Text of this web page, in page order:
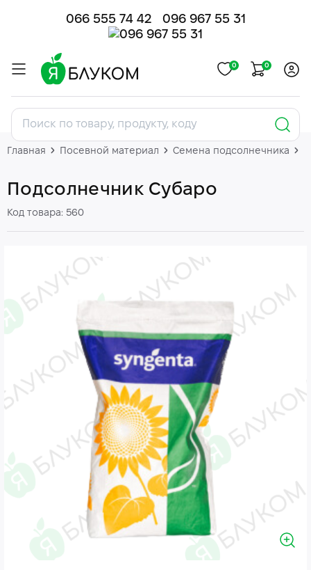
066 555 74 42 096 967 55 31
0 0
Главная Посевной материал Семена подсолнечника
Подсолнечник Субаро
Код товара: 560